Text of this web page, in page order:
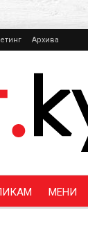
Архива
МЕНИ